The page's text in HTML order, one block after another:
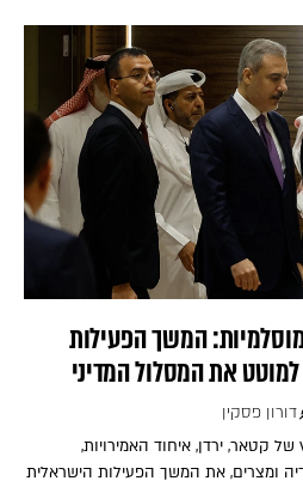
המשך הפעילות
את המסלול המדיני
דורון פסקין
קטאר, ירדן, איחוד האמירויות,
ומצרים, את המשך הפעילות הישראלית